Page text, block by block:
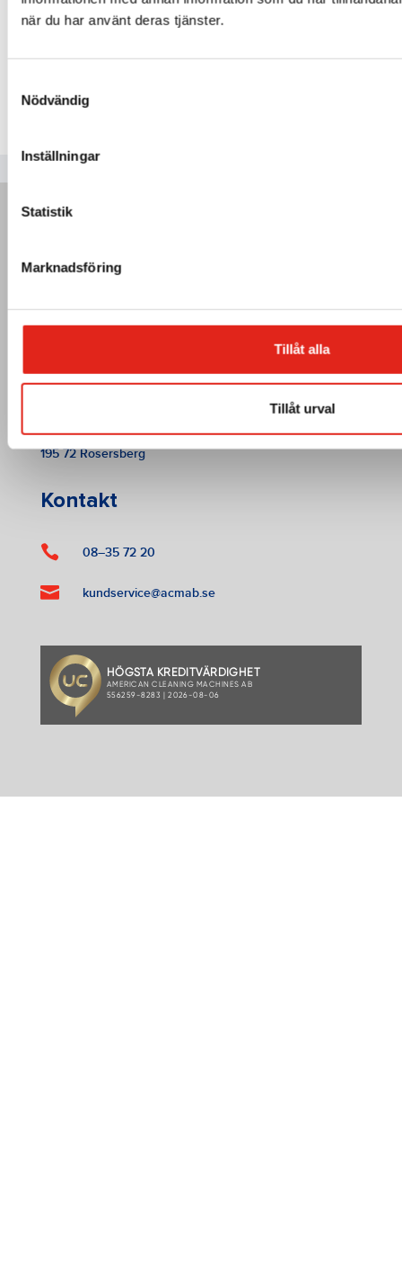
när du har använt deras tjänster.
Nödvändig
Inställningar
Statistik
Marknadsföring
Tillåt alla
Tillåt urval
Tallbacksgatan 13 A
195 72 Rosersberg
Kontakt
 08–35 72 20
 kundservice@acmab.se